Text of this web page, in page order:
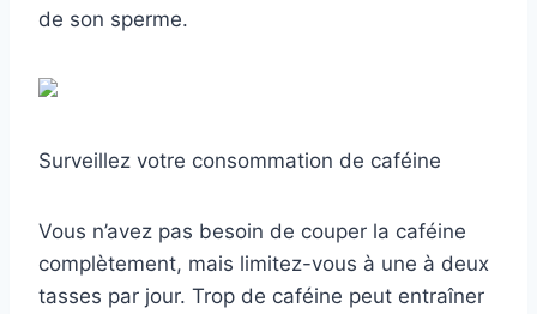
de son sperme.
Surveillez votre consommation de caféine
Vous n’avez pas besoin de couper la caféine
complètement, mais limitez-vous à une à deux
tasses par jour. Trop de caféine peut entraîner